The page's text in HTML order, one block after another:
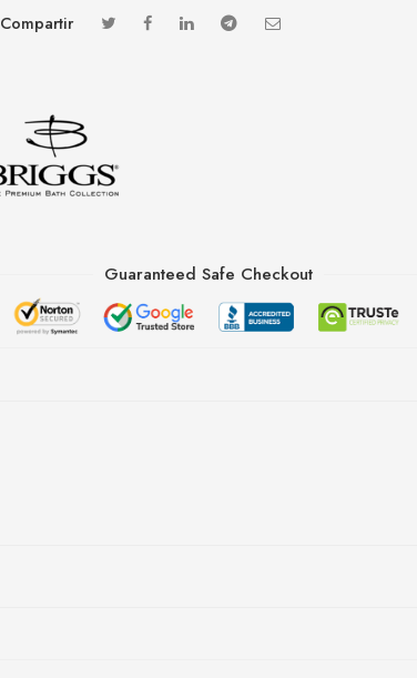
Compartir
Guaranteed Safe Checkout